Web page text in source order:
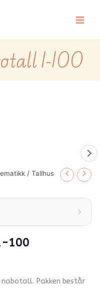
1-100
/ Tallhus
100
nabotall. Pakken består